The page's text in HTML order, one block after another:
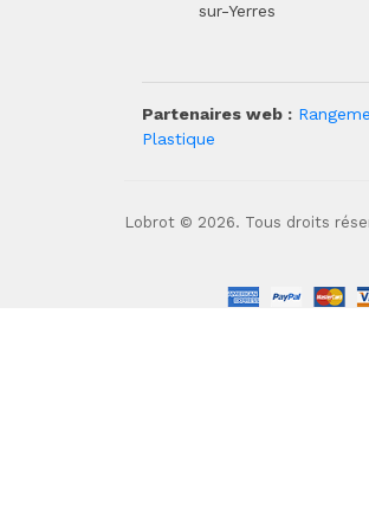
sur-Yerres
Partenaires web :
Plastique
Lobrot © 2026. Tous droits